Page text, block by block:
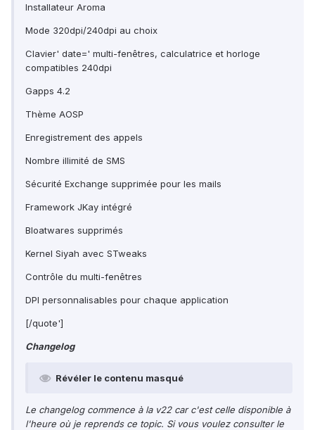
Installateur Aroma
Mode 320dpi/240dpi au choix
Clavier' date=' multi-fenêtres, calculatrice et horloge
compatibles 240dpi
Gapps 4.2
Thème AOSP
Enregistrement des appels
Nombre illimité de SMS
Sécurité Exchange supprimée pour les mails
Framework JKay intégré
Bloatwares supprimés
Kernel Siyah avec STweaks
Contrôle du multi-fenêtres
DPI personnalisables pour chaque application
[/quote']
Changelog
Révéler le contenu masqué
Le changelog commence à la v22 car c'est celle disponible à
l'heure où je reprends ce topic. Si vous voulez consulter le